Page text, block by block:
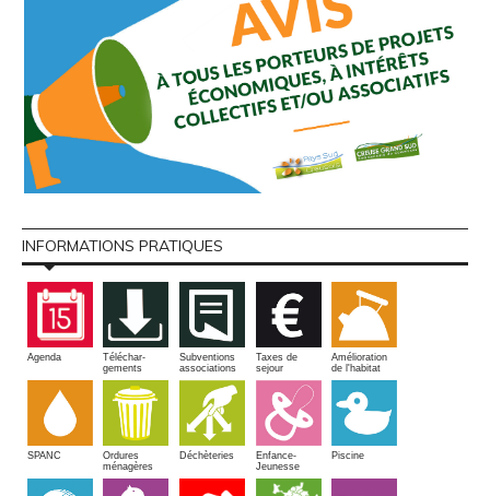
INFORMATIONS PRATIQUES
Agenda
Téléchar-
gements
Subventions
associations
Taxes de
sejour
Amélioration
de l'habitat
SPANC
Ordures
ménagères
Déchèteries
Enfance-
Jeunesse
Piscine